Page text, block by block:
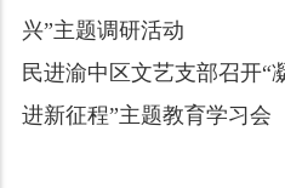
兴”主题调研活动
民进渝中区文艺支部召开“
进新征程”主题教育学习会